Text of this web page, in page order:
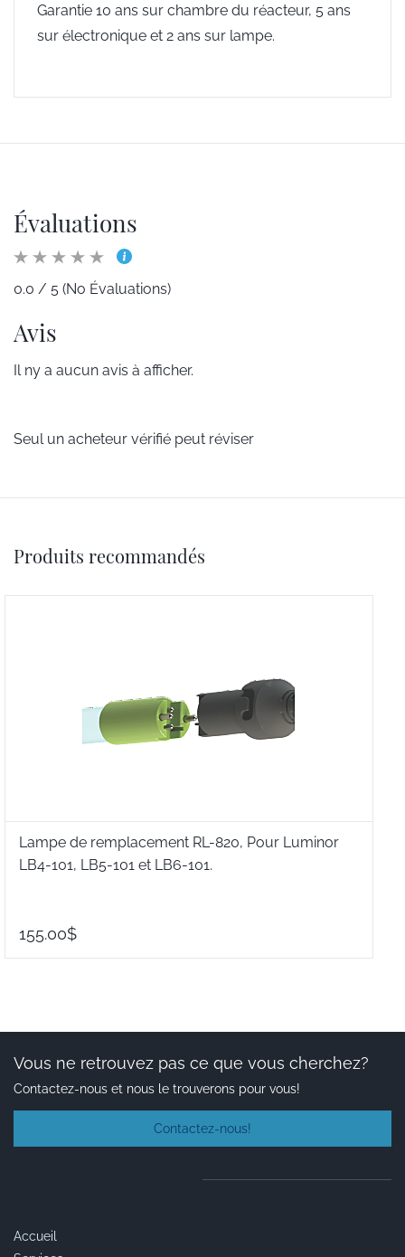
Garantie 10 ans sur chambre du réacteur, 5 ans
sur électronique et 2 ans sur lampe.
Évaluations
0.0 / 5 (No Évaluations)
Avis
Il ny a aucun avis à afficher.
Seul un acheteur vérifié peut réviser
Produits recommandés
Lampe de remplacement RL-820, Pour Luminor
LB4-101, LB5-101 et LB6-101.
155.00$
Vous ne retrouvez pas ce que vous cherchez?
Contactez-nous et nous le trouverons pour vous!
Contactez-nous!
Accueil